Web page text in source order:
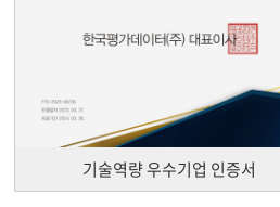
기술역량 우수기업 인증서